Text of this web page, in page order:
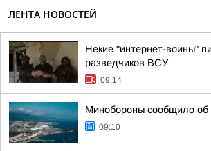
ЛЕНТА НОВОСТЕЙ
Некие "интернет-воины"
разведчиков ВСУ
09:14
Минобороны сообщило об
09:10